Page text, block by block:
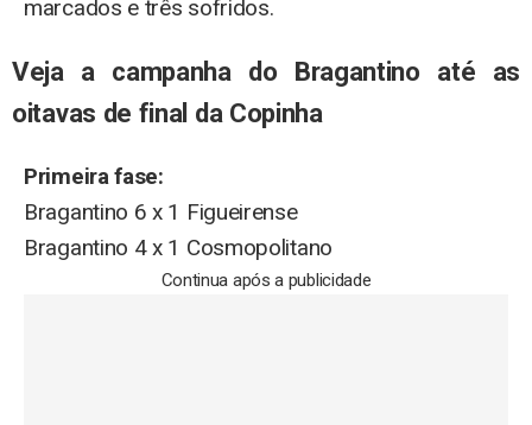
marcados e três sofridos.
Veja a campanha do Bragantino até as
oitavas de final da Copinha
Primeira fase:
Bragantino 6 x 1 Figueirense
Bragantino 4 x 1 Cosmopolitano
Continua após a publicidade